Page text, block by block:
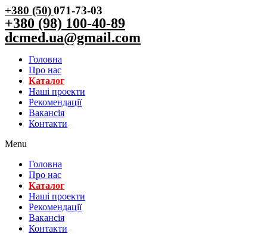
+380 (50)071-73-03
+380 (98) 100-40-89
dcmed.ua@gmail.com
Головна
Про нас
Каталог
Нашi проекти
Рекомендації
Вакансiя
Контакти
Menu
Головна
Про нас
Каталог
Нашi проекти
Рекомендації
Вакансiя
Контакти